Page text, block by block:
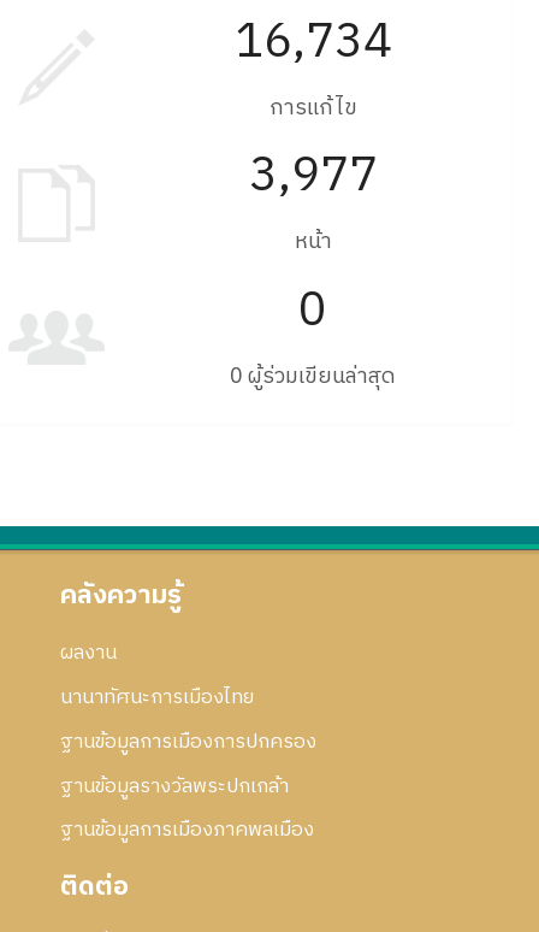
16,734
การแก้ไข
3,977
หน้า
0
0 ผู้ร่วมเขียนล่าสุด
คลังความรู้
ผลงาน
นานาทัศนะการเมืองไทย
ฐานข้อมูลการเมืองการปกครอง
ฐานข้อมูลรางวัลพระปกเกล้า
ฐานข้อมูลการเมืองภาคพลเมือง
ติดต่อ